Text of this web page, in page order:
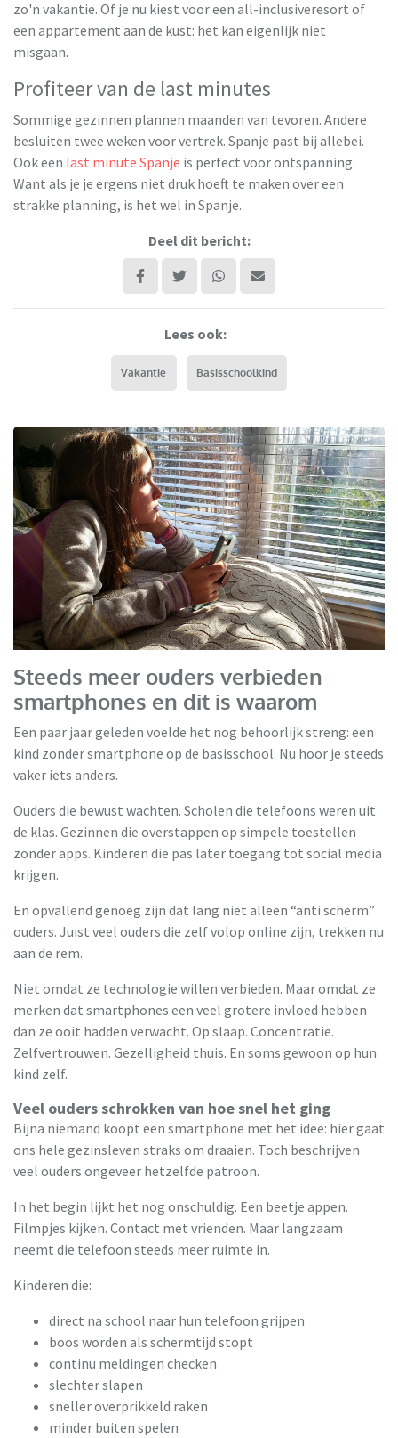
zo'n vakantie. Of je nu kiest voor een all-inclusiveresort of
een appartement aan de kust: het kan eigenlijk niet
misgaan.
Profiteer van de last minutes
Sommige gezinnen plannen maanden van tevoren. Andere
besluiten twee weken voor vertrek. Spanje past bij allebei.
Ook een last minute Spanje is perfect voor ontspanning.
Want als je je ergens niet druk hoeft te maken over een
strakke planning, is het wel in Spanje.
Deel dit bericht:
Lees ook:
Vakantie Basisschoolkind
Steeds meer ouders verbieden
smartphones en dit is waarom
Een paar jaar geleden voelde het nog behoorlijk streng: een
kind zonder smartphone op de basisschool. Nu hoor je steeds
vaker iets anders.
Ouders die bewust wachten. Scholen die telefoons weren uit
de klas. Gezinnen die overstappen op simpele toestellen
zonder apps. Kinderen die pas later toegang tot social media
krijgen.
En opvallend genoeg zijn dat lang niet alleen “anti scherm”
ouders. Juist veel ouders die zelf volop online zijn, trekken nu
aan de rem.
Niet omdat ze technologie willen verbieden. Maar omdat ze
merken dat smartphones een veel grotere invloed hebben
dan ze ooit hadden verwacht. Op slaap. Concentratie.
Zelfvertrouwen. Gezelligheid thuis. En soms gewoon op hun
kind zelf.
Veel ouders schrokken van hoe snel het ging
Bijna niemand koopt een smartphone met het idee: hier gaat
ons hele gezinsleven straks om draaien. Toch beschrijven
veel ouders ongeveer hetzelfde patroon.
In het begin lijkt het nog onschuldig. Een beetje appen.
Filmpjes kijken. Contact met vrienden. Maar langzaam
neemt die telefoon steeds meer ruimte in.
Kinderen die:
direct na school naar hun telefoon grijpen
boos worden als schermtijd stopt
continu meldingen checken
slechter slapen
sneller overprikkeld raken
minder buiten spelen